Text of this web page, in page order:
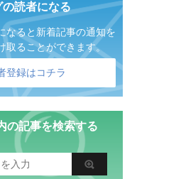
の読者になる
なると新着記事の通知を
取ることができます。
登録はコチラ
の記事を検索する